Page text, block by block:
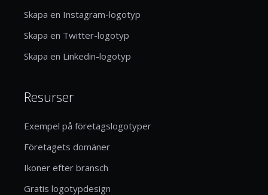
Skapa en Instagram-logotyp
Skapa en Twitter-logotyp
Skapa en Linkedin-logotyp
Resurser
Exempel på företagslogotyper
Företagets domäner
Ikoner efter bransch
Gratis logotypdesign